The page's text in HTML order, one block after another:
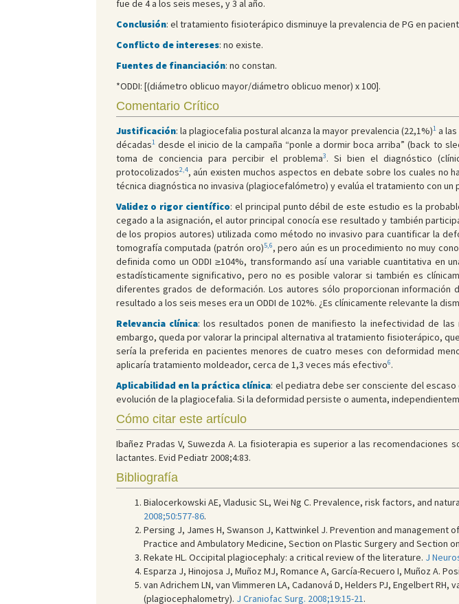
fue de 4 a los seis meses, y 3 al año.
Conclusión: el tratamiento fisioterápico disminuye la prevalencia de PG en
Conflicto de intereses: no existe.
Fuentes de financiación: no constan.
*ODDI: [(diámetro oblicuo mayor/diámetro oblicuo menor) x 100].
Comentario Crítico
Justificación: la plagiocefalia postural alcanza la mayor prevalencia (22,1%)1a las
décadas1desde el inicio de la campaña “ponle a dormir boca arriba” (back to
toma de conciencia para percibir el problema3. Si bien el diagnóstico
protocolizados2,4, aún existen muchos aspectos en debate sobre los cuales no
técnica diagnóstica no invasiva (plagiocefalómetro) y evalúa el tratamiento con
Validez o rigor científico: el principal punto débil de este estudio es la
cegado a la asignación, el autor principal conocía ese resultado y también
de los propios autores) utilizada como método no invasivo para cuantificar la
tomografía computada (patrón oro)5,6, pero aún es un procedimiento no muy
definida como un ODDI ≥104%, transformando así una variable cuantitativa
estadísticamente significativo, pero no es posible valorar si también es
diferentes grados de deformación. Los autores sólo proporcionan
resultado a los seis meses era un ODDI de 102%. ¿Es clínicamente relevante la
Relevancia clínica: los resultados ponen de manifiesto la inefectividad de
embargo, queda por valorar la principal alternativa al tratamiento fisioterápico,
sería la preferida en pacientes menores de cuatro meses con deformidad
aplicaría tratamiento moldeador, cerca de 1,3 veces más efectivo6.
Aplicabilidad en la práctica clínica: el pediatra debe ser consciente del
evolución de la plagiocefalia. Si la deformidad persiste o aumenta,
Cómo citar este artículo
Ibañez Pradas V, Suwezda A. La fisioterapia es superior a las
lactantes. Evid Pediatr 2008;4:83.
Bibliografía
Bialocerkowski AE, Vladusic SL, Wei Ng C. Prevalence, risk factors, and
2008;50:577-86.
Persing J, James H, Swanson J, Kattwinkel J. Prevention and
Practice and Ambulatory Medicine, Section on Plastic Surgery and Section
Rekate HL. Occipital plagiocephaly: a critical review of the literature. J
Esparza J, Hinojosa J, Muñoz MJ, Romance A, García-Recuero I, Muñoz A.
van Adrichem LN, van Vlimmeren LA, Cadanová D, Helders PJ, Engelbert
(plagiocephalometry). J Craniofac Surg. 2008;19:15-21.